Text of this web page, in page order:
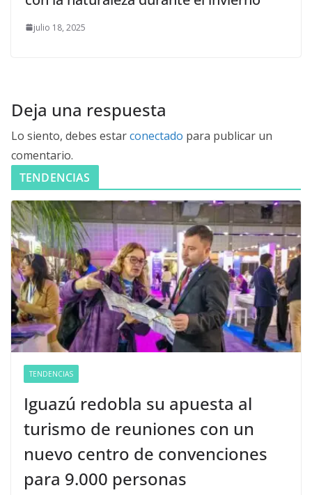
julio 18, 2025
Deja una respuesta
Lo siento, debes estarconectado para publicar un
comentario.
TENDENCIAS
TENDENCIAS
Iguazú redobla su apuesta al
turismo de reuniones con un
nuevo centro de convenciones
para 9.000 personas